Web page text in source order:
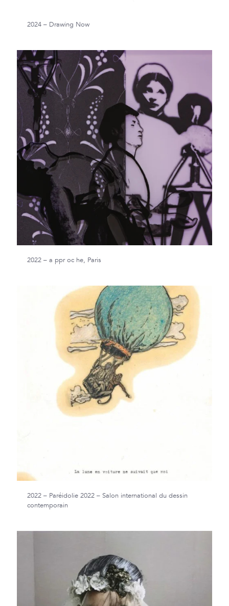
2024 – Drawing Now
2022 – a ppr oc he, Paris
2022 – Paréidolie 2022 – Salon international du dessin
contemporain